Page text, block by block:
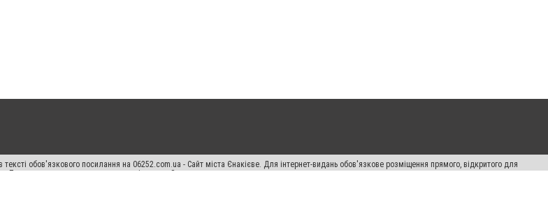
обов'язкового посилання на 06252.com.ua - Сайт міста Єнакієве. Для інтернет-видань обов'язкове розміщення прямого, відкритого для
Порушення виняткових прав переслідується Законом.